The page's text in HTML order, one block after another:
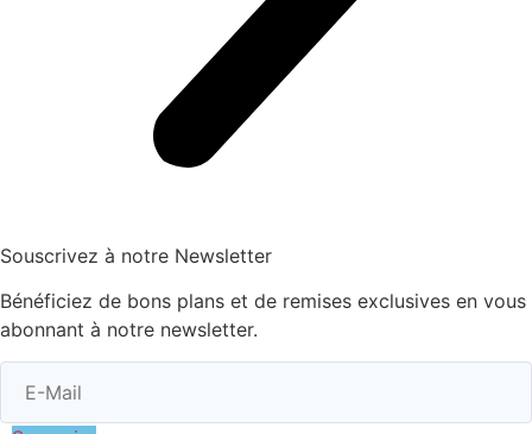
Souscrivez à notre Newsletter
Bénéficiez de bons plans et de remises exclusives en vous
abonnant à notre newsletter.